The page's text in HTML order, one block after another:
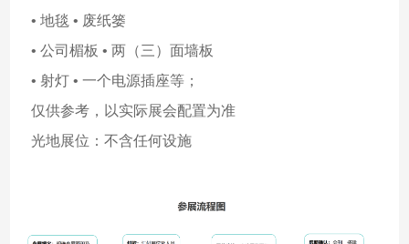
• 地毯 • 废纸篓
• 公司楣板 • 两（三）面墙板
• 射灯 • 一个电源插座等；
仅供参考，以实际展会配置为准
光地展位：不含任何设施